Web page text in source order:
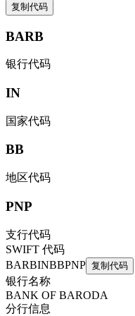
复制代码
BARB
银行代码
IN
国家代码
BB
地区代码
PNP
支行代码
SWIFT 代码
BARBINBBPNP 复制代码
银行名称
BANK OF BARODA
分行信息